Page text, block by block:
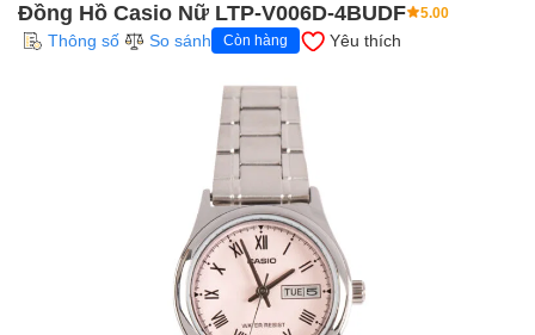
Đồng Hồ Casio Nữ LTP-V006D-4BUDF 5.00
Thông số So sánh Còn hàng Yêu thích